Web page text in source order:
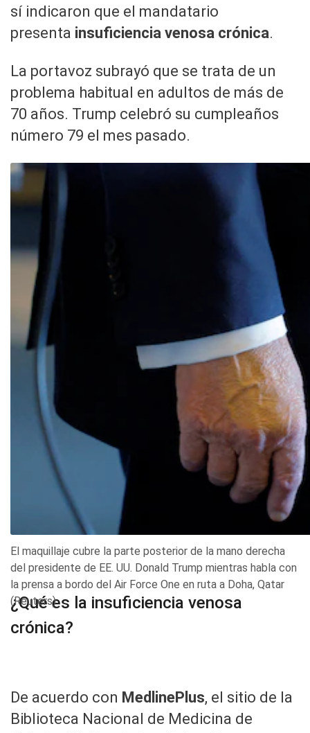
sí indicaron que el mandatario
presenta insuficiencia venosa crónica.
La portavoz subrayó que se trata de un
problema habitual en adultos de más de
70 años. Trump celebró su cumpleaños
número 79 el mes pasado.
El maquillaje cubre la parte posterior de la mano derecha
del presidente de EE. UU. Donald Trump mientras habla con
la prensa a bordo del Air Force One en ruta a Doha, Qatar
(Reuters)
¿Qué es la insuficiencia venosa
crónica?
De acuerdo con MedlinePlus, el sitio de la
Biblioteca Nacional de Medicina de